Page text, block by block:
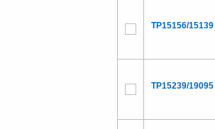
TP15156/15139
TP15239/19095